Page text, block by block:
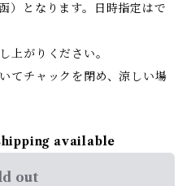
）となります。日時指定はで
上がりください。
てチャックを閉め、涼しい場
available
out